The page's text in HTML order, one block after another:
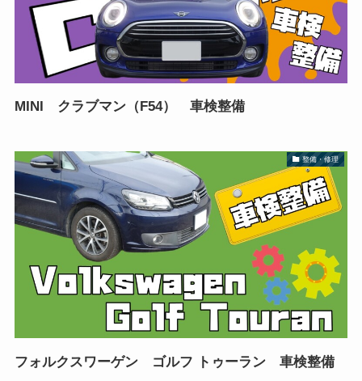
MINI クラブマン（F54） 車検整備
整備・修理
フォルクスワーゲン ゴルフ トゥーラン 車検整備